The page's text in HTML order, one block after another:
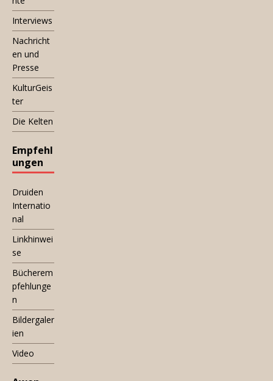
Interviews
Nachricht
en und
Presse
KulturGeis
ter
Die Kelten
Empfehl
ungen
Druiden
Internatio
nal
Linkhinwei
se
Bücherem
pfehlunge
n
Bildergaler
ien
Video